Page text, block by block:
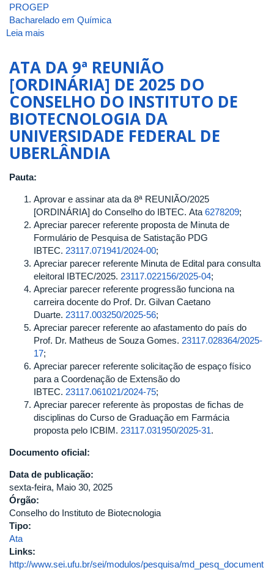
PROGEP
Bacharelado em Química
Leia mais
10ª
REUNIÃO
[EXTRAORDINÁRIA]
DE
2025
DO
CONSELHO
DO
BIOTECNOLOGIA
DA
UNIVERSIDADE
FEDERAL
DE
UBERLÂNDIA
ATA DA 9ª REUNIÃO
[ORDINÁRIA] DE 2025 DO
CONSELHO DO INSTITUTO DE
BIOTECNOLOGIA DA
UNIVERSIDADE FEDERAL DE
UBERLÂNDIA
Pauta:
Aprovar e assinar ata da 8ª REUNIÃO/2025
[ORDINÁRIA] do Conselho do IBTEC. Ata 6278209;
Apreciar parecer referente proposta de Minuta de
Formulário de Pesquisa de Satistação PDG
IBTEC. 23117.071941/2024-00;
Apreciar parecer referente Minuta de Edital para consulta
eleitoral IBTEC/2025. 23117.022156/2025-04;
Apreciar parecer referente progressão funciona na
carreira docente do Prof. Dr. Gilvan Caetano
Duarte. 23117.003250/2025-56;
Apreciar parecer referente ao afastamento do país do
Prof. Dr. Matheus de Souza Gomes. 23117.028364/2025-
17;
Apreciar parecer referente solicitação de espaço físico
para a Coordenação de Extensão do
IBTEC. 23117.061021/2024-75;
Apreciar parecer referente às propostas de fichas de
disciplinas do Curso de Graduação em Farmácia
proposta pelo ICBIM. 23117.031950/2025-31.
Documento oficial:
Data de publicação:
sexta-feira, Maio 30, 2025
Órgão:
Conselho do Instituto de Biotecnologia
Tipo:
Ata
Links:
http://www.sei.ufu.br/sei/modulos/pesquisa/md_pesq_document